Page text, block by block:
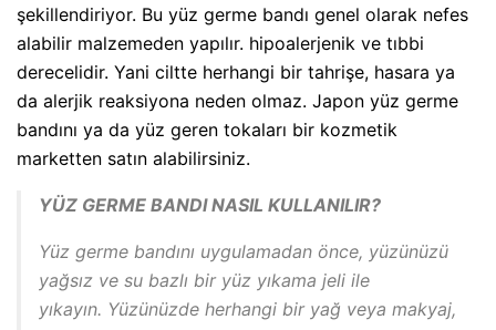
şekillendiriyor. Bu yüz germe bandı genel olarak nefes
alabilir malzemeden yapılır. hipoalerjenik ve tıbbi
derecelidir. Yani ciltte herhangi bir tahrişe, hasara ya
da alerjik reaksiyona neden olmaz. Japon yüz germe
bandını ya da yüz geren tokaları bir kozmetik
marketten satın alabilirsiniz.
YÜZ GERME BANDI NASIL KULLANILIR?
Yüz germe bandını uygulamadan önce, yüzünüzü
yağsız ve su bazlı bir yüz yıkama jeli ile
yıkayın. Yüzünüzde herhangi bir yağ veya makyaj,